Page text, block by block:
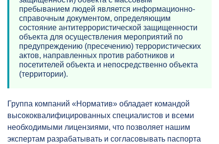
пребыванием людей является информационно-
справочным документом, определяющим
состояние антитеррористической защищенности
объекта для осуществления мероприятий по
предупреждению (пресечению) террористических
актов, направленных против работников и
посетителей объекта и непосредственно объекта
(территории).
Группа компаний «Норматив» обладает командой
высококвалифицированных специалистов и всеми
необходимыми лицензиями, что позволяет нашим
экспертам разрабатывать и согласовывать паспорта